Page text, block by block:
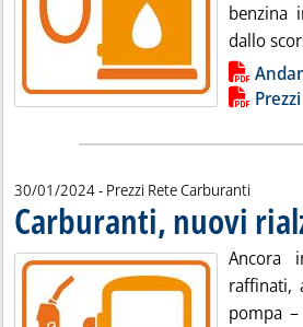
benzina
dallo
Lista allegati PDF alla
30/01/2024- Prezzi Rete Carburanti
Carburanti, nuovi
Ancora
raffinati,
pompa